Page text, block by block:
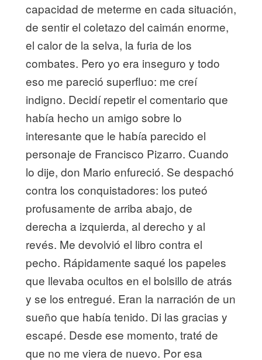
capacidad de meterme en cada situación,
de sentir el coletazo del caimán enorme,
el calor de la selva, la furia de los
combates. Pero yo era inseguro y todo
eso me pareció superfluo: me creí
indigno. Decidí repetir el comentario que
había hecho un amigo sobre lo
interesante que le había parecido el
personaje de Francisco Pizarro. Cuando
lo dije, don Mario enfureció. Se despachó
contra los conquistadores: los puteó
profusamente de arriba abajo, de
derecha a izquierda, al derecho y al
revés. Me devolvió el libro contra el
pecho. Rápidamente saqué los papeles
que llevaba ocultos en el bolsillo de atrás
y se los entregué. Eran la narración de un
sueño que había tenido. Di las gracias y
escapé. Desde ese momento, traté de
que no me viera de nuevo. Por esa